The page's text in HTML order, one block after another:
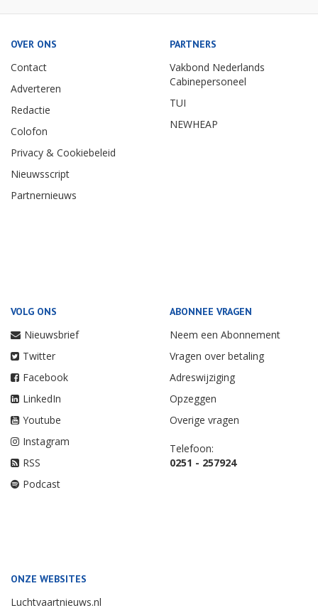
OVER ONS
Contact
Adverteren
Redactie
Colofon
Privacy & Cookiebeleid
Nieuwsscript
Partnernieuws
PARTNERS
Vakbond Nederlands
Cabinepersoneel
TUI
NEWHEAP
VOLG ONS
Nieuwsbrief
Twitter
Facebook
LinkedIn
Youtube
Instagram
RSS
Podcast
ABONNEE VRAGEN
Neem een Abonnement
Vragen over betaling
Adreswijziging
Opzeggen
Overige vragen
Telefoon:
0251 - 257924
ONZE WEBSITES
Luchtvaartnieuws.nl